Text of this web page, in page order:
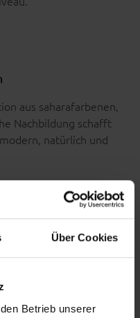
Über Cookies
Betrieb unserer
aus saharafarbenen,
Nachbildung schafft
natürlich und
Länge von ca. 300
ein offenes Regal für
SIEMENS Kühl-
E,
Backofen